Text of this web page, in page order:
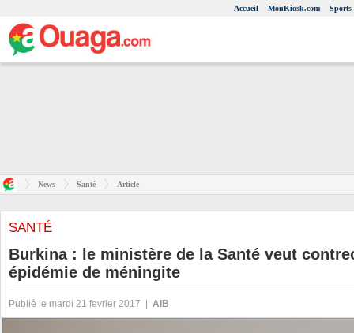
Accueil MonKiosk.com Sports
News Santé Article
SANTÉ
Burkina : le ministère de la Santé veut
épidémie de méningite
Publié le mardi 21 fevrier 2017 | AIB